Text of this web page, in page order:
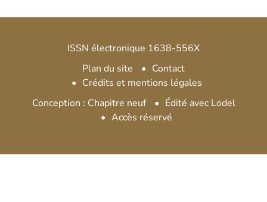
ISSN électronique 1638-556X
Plan du site
Contact
Crédits et mentions légales
Conception : Chapitre neuf
Édité avec Lodel
Accès réservé